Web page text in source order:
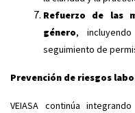
Refuerzo de las
género,
seguimiento de
Prevención de riesgos
VEIASA continúa